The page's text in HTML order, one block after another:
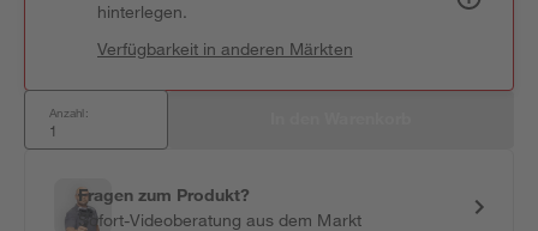
hinterlegen.
Verfügbarkeit in anderen Märkten
Anzahl:
Fragen zum Produkt?
Sofort-Videoberatung aus dem Markt